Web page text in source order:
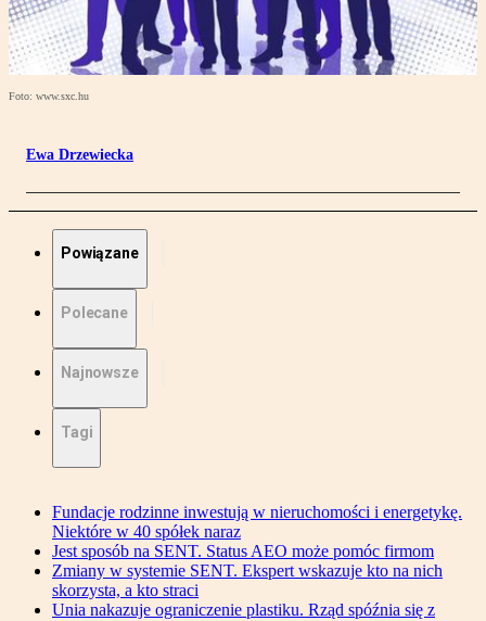
Foto: www.sxc.hu
Ewa Drzewiecka
Powiązane
Polecane
Najnowsze
Tagi
Fundacje rodzinne inwestują w nieruchomości i energetykę.
Niektóre w 40 spółek naraz
Jest sposób na SENT. Status AEO może pomóc firmom
Zmiany w systemie SENT. Ekspert wskazuje kto na nich
skorzysta, a kto straci
Unia nakazuje ograniczenie plastiku. Rząd spóźnia się z